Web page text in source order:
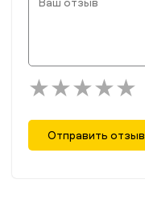
Отправить отзыв